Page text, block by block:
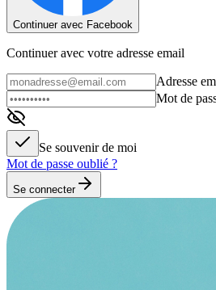
Continuer avec Facebook
Continuer avec votre adresse email
Adresse
Mot de
Se souvenir de moi
Mot de passe oublié ?
Se connecter